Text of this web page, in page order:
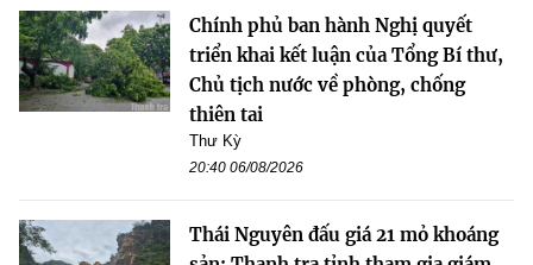
Chính phủ ban hành Nghị quyết
triển khai kết luận của Tổng Bí thư,
Chủ tịch nước về phòng, chống
thiên tai
Thư Kỳ
20:40 06/08/2026
Thái Nguyên đấu giá 21 mỏ khoáng